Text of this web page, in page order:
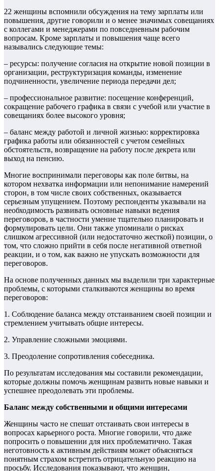
22 женщины вспомнили обсуждения на тему зарплаты или
повышения, другие говорили и о менее значимых совещаниях
с коллегами и менеджерами по повседневным рабочим
вопросам. Кроме зарплаты и повышения чаще всего
назывались следующие темы:
– ресурсы: получение согласия на открытие новой позиции в
организации, реструктуризация команды, изменение
подчиненности, увеличение периода передачи дел;
– профессиональное развитие: посещение конференций,
сокращение рабочего графика в связи с учебой или участие в
совещаниях более высокого уровня;
– баланс между работой и личной жизнью: корректировка
графика работы или обязанностей с учетом семейных
обстоятельств, возвращение на работу после декрета или
выход на пенсию.
Многие воспринимали переговоры как поле битвы, на
котором нехватка информации или непонимание намерений
сторон, в том числе своих собственных, оказывается
серьезным упущением. Поэтому респонденты указывали на
необходимость развивать основные навыки ведения
переговоров, в частности умение тщательно планировать и
формулировать цели. Они также упоминали о рисках
слишком агрессивной (или недостаточно жесткой) позиции, о
том, что сложно прийти в себя после негативной ответной
реакции, и о том, как важно не упускать возможности для
переговоров.
На основе полученных данных мы выделили три характерные
проблемы, с которыми сталкиваются женщины во время
переговоров:
1. Соблюдение баланса между отстаиванием своей позиции и
стремлением учитывать общие интересы.
2. Управление сложными эмоциями.
3. Преодоление сопротивления собеседника.
По результатам исследования мы составили рекомендации,
которые должны помочь женщинам развить новые навыки и
успешнее преодолевать эти проблемы.
Баланс между собственными и общими интересами
Женщины часто не спешат отстаивать свои интересы в
вопросах карьерного роста. Многие говорили, что даже
попросить о повышении для них проблематично. Такая
неготовность к активным действиям может объясняться
понятным страхом встретить отрицательную реакцию на
просьбу. Исследования показывают, что женщин,